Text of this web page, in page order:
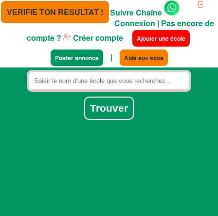
VERIFIE TON RESULTAT !
Suivre Chaîne
Connexion | Pas encore de
compte ?
Créer compte Ajouter une école
Poster annonce | Aide aux exos